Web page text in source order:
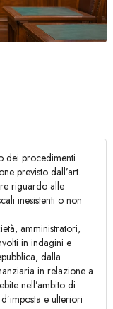
dei procedimenti
previsto dall’art.
riguardo alle
inesistenti o non
amministratori,
in indagini e
dalla
in relazione a
nell’ambito di
e ulteriori